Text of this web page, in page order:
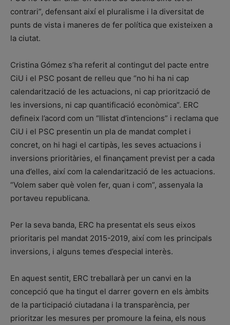
contrari”, defensant així el pluralisme i la diversitat de
punts de vista i maneres de fer política que existeixen a
la ciutat.
Cristina Gómez s’ha referit al contingut del pacte entre
CiU i el PSC posant de relleu que “no hi ha ni cap
calendarització de les actuacions, ni cap priorització de
les inversions, ni cap quantificació econòmica”. ERC
defineix l’acord com un “llistat d’intencions” i reclama que
CiU i el PSC presentin un pla de mandat complet i
concret, on hi hagi el cartipàs, les seves actuacions i
inversions prioritàries, el finançament previst per a cada
una d’elles, així com la calendarització de les actuacions.
“Volem saber què volen fer, quan i com”, assenyala la
portaveu republicana.
Per la seva banda, ERC ha presentat els seus eixos
prioritaris pel mandat 2015-2019, així com les principals
inversions, i alguns temes d’especial interès.
En aquest sentit, ERC treballarà per un canvi en la
concepció que ha tingut el darrer govern en els àmbits
de la participació ciutadana i la transparència, per
prioritzar les mesures per promoure la feina, els nous